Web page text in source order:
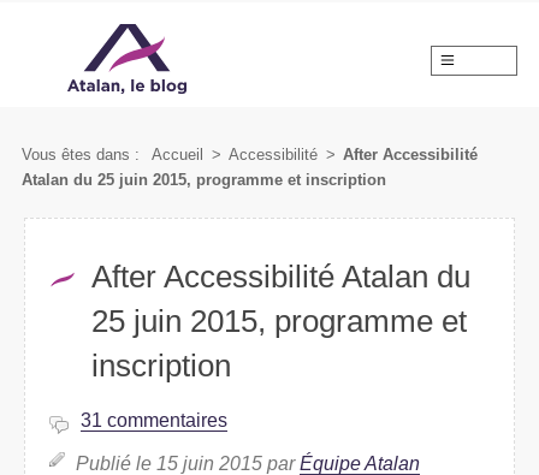
Vous êtes dans : Accueil > Accessibilité > After Accessibilité
Atalan du 25 juin 2015, programme et inscription
After Accessibilité Atalan du
25 juin 2015, programme et
inscription
31 commentaires
Publié le 15 juin 2015 parÉquipe Atalan